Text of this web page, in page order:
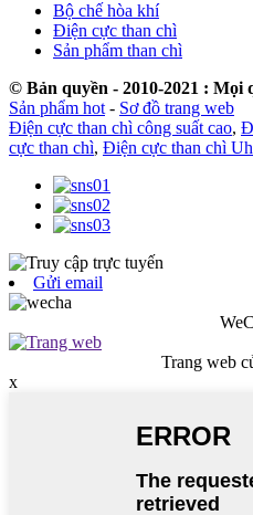
Bộ chế hòa khí
Điện cực than chì
Sản phẩm than chì
© Bản quyền - 2010-2021 : Mọi
Sản phẩm hot - Sơ đồ trang web
Điện cực than chì công suất cao,
cực than chì, Điện cực than chì
Gửi email
Trang web
x